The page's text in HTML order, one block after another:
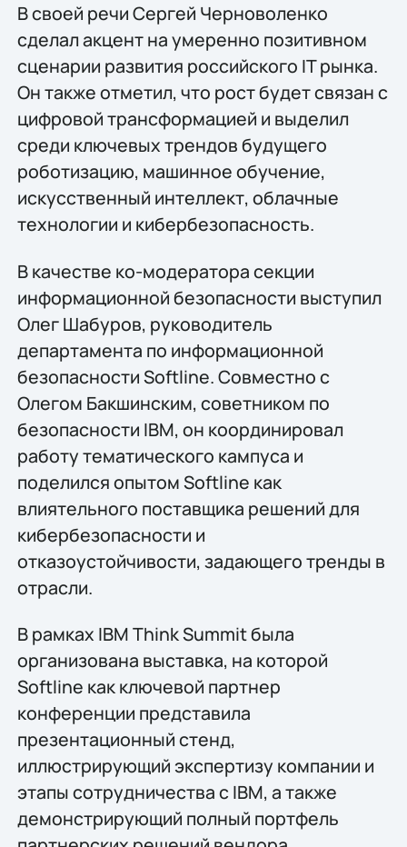
В своей речи Сергей Черноволенко
сделал акцент на умеренно позитивном
сценарии развития российского IT рынка.
Он также отметил, что рост будет связан с
цифровой трансформацией и выделил
среди ключевых трендов будущего
роботизацию, машинное обучение,
искусственный интеллект, облачные
технологии и кибербезопасность.
В качестве ко-модератора секции
информационной безопасности выступил
Олег Шабуров, руководитель
департамента по информационной
безопасности Softline. Совместно с
Олегом Бакшинским, советником по
безопасности IBM, он координировал
работу тематического кампуса и
поделился опытом Softline как
влиятельного поставщика решений для
кибербезопасности и
отказоустойчивости, задающего тренды в
отрасли.
В рамках IBM Think Summit была
организована выставка, на которой
Softline как ключевой партнер
конференции представила
презентационный стенд,
иллюстрирующий экспертизу компании и
этапы сотрудничества с IBM, а также
демонстрирующий полный портфель